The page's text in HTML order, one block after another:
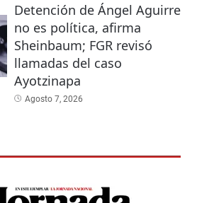
Detención de Ángel Aguirre
no es política, afirma
Sheinbaum; FGR revisó
llamadas del caso
Ayotzinapa
Agosto 7, 2026